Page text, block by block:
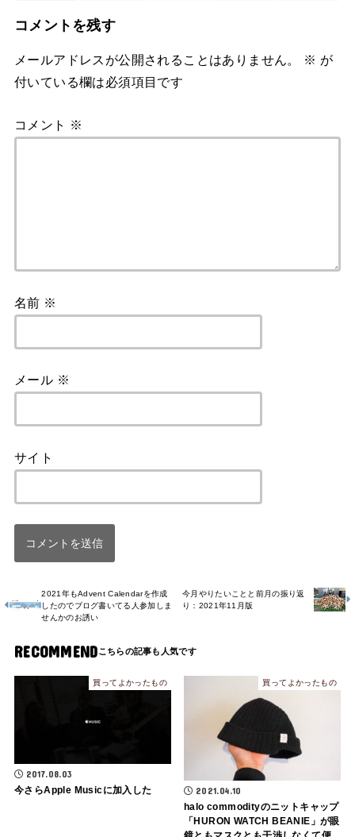
コメントを残す
メールアドレスが公開されることはありません。 ※ が
付いている欄は必須項目です
コメント ※
名前 ※
メール ※
サイト
2021年もAdvent Calendarを作成
したのでブログ書いてる人参加しま
せんかのお誘い
今月やりたいことと前月の振り返
り：2021年11月版
RECOMMEND
買ってよかったもの
2017.08.03
今さらApple Musicに加入した
買ってよかったもの
2021.04.10
halo commodityのニットキャップ
「HURON WATCH BEANIE」が眼